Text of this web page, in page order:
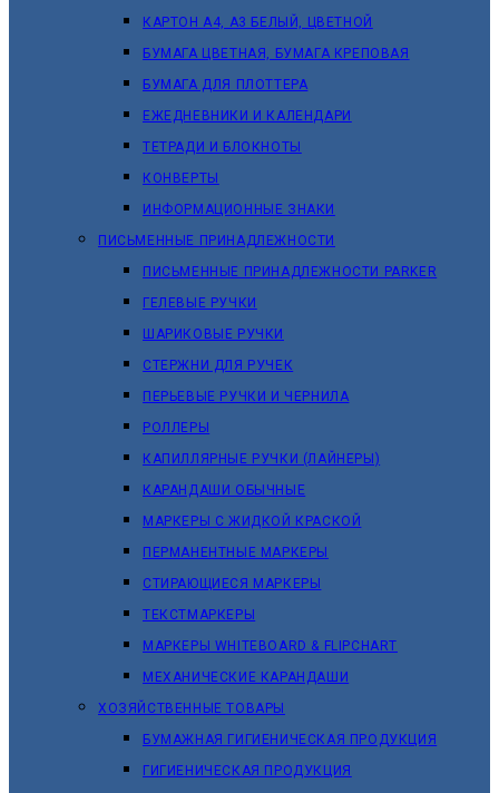
КАРТОН А4, А3 БЕЛЫЙ, ЦВЕТНОЙ
БУМАГА ЦВЕТНАЯ, БУМАГА КРЕПОВАЯ
БУМАГА ДЛЯ ПЛОТТЕРА
ЕЖЕДНЕВНИКИ И КАЛЕНДАРИ
ТЕТРАДИ И БЛОКНОТЫ
КОНВЕРТЫ
ИНФОРМАЦИОННЫЕ ЗНАКИ
ПИСЬМЕННЫЕ ПРИНАДЛЕЖНОСТИ
ПИСЬМЕННЫЕ ПРИНАДЛЕЖНОСТИ PARKER
ГЕЛЕВЫЕ РУЧКИ
ШАРИКОВЫЕ РУЧКИ
СТЕРЖНИ ДЛЯ РУЧЕК
ПЕРЬЕВЫЕ РУЧКИ И ЧЕРНИЛА
РОЛЛЕРЫ
КАПИЛЛЯРНЫЕ РУЧКИ (ЛАЙНЕРЫ)
КАРАНДАШИ ОБЫЧНЫЕ
МАРКЕРЫ C ЖИДКОЙ КРАСКОЙ
ПЕРМАНЕНТНЫЕ МАРКЕРЫ
СТИРАЮЩИЕСЯ МАРКЕРЫ
ТЕКСТМАРКЕРЫ
МАРКЕРЫ WHITEBOARD & FLIPCHART
МЕХАНИЧЕСКИЕ КАРАНДАШИ
ХОЗЯЙСТВЕННЫЕ ТОВАРЫ
БУМАЖНАЯ ГИГИЕНИЧЕСКАЯ ПРОДУКЦИЯ
ГИГИЕНИЧЕСКАЯ ПРОДУКЦИЯ